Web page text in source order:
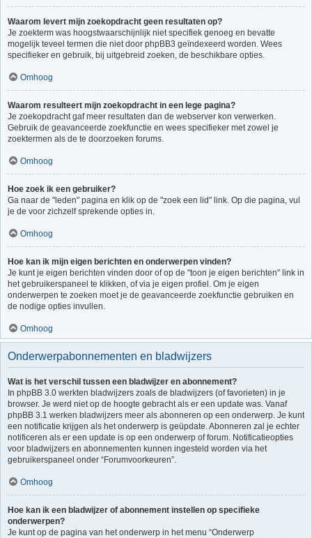
Waarom levert mijn zoekopdracht geen resultaten op?
Je zoekterm was hoogstwaarschijnlijk niet specifiek genoeg en bevatte
mogelijk teveel termen die niet door phpBB3 geïndexeerd worden. Wees
specifieker en gebruik, bij uitgebreid zoeken, de beschikbare opties.
Omhoog
Waarom resulteert mijn zoekopdracht in een lege pagina?
Je zoekopdracht gaf meer resultaten dan de webserver kon verwerken.
Gebruik de geavanceerde zoekfunctie en wees specifieker met zowel je
zoektermen als de te doorzoeken forums.
Omhoog
Hoe zoek ik een gebruiker?
Ga naar de "leden" pagina en klik op de "zoek een lid" link. Op die pagina, vul
je de voor zichzelf sprekende opties in.
Omhoog
Hoe kan ik mijn eigen berichten en onderwerpen vinden?
Je kunt je eigen berichten vinden door of op de "toon je eigen berichten" link in
het gebruikerspaneel te klikken, of via je eigen profiel. Om je eigen
onderwerpen te zoeken moet je de geavanceerde zoekfunctie gebruiken en
de nodige opties invullen.
Omhoog
Onderwerpabonnementen en bladwijzers
Wat is het verschil tussen een bladwijzer en abonnement?
In phpBB 3.0 werkten bladwijzers zoals de bladwijzers (of favorieten) in je
browser. Je werd niet op de hoogte gebracht als er een update was. Vanaf
phpBB 3.1 werken bladwijzers meer als abonneren op een onderwerp. Je kunt
een notificatie krijgen als het onderwerp is geüpdate. Abonneren zal je echter
notificeren als er een update is op een onderwerp of forum. Notificatieopties
voor bladwijzers en abonnementen kunnen ingesteld worden via het
gebruikerspaneel onder “Forumvoorkeuren”.
Omhoog
Hoe kan ik een bladwijzer of abonnement instellen op specifieke
onderwerpen?
Je kunt op de pagina van het onderwerp in het menu “Onderwerp